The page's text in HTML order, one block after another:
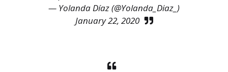
— Yolanda Díaz (@Yolanda_Diaz_)
January 22, 2020